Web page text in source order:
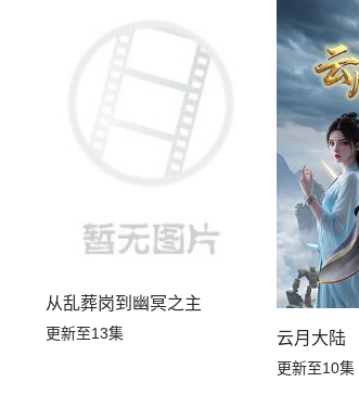
从乱葬岗到幽冥之主
更新至13集 云月大陆
更新至10集